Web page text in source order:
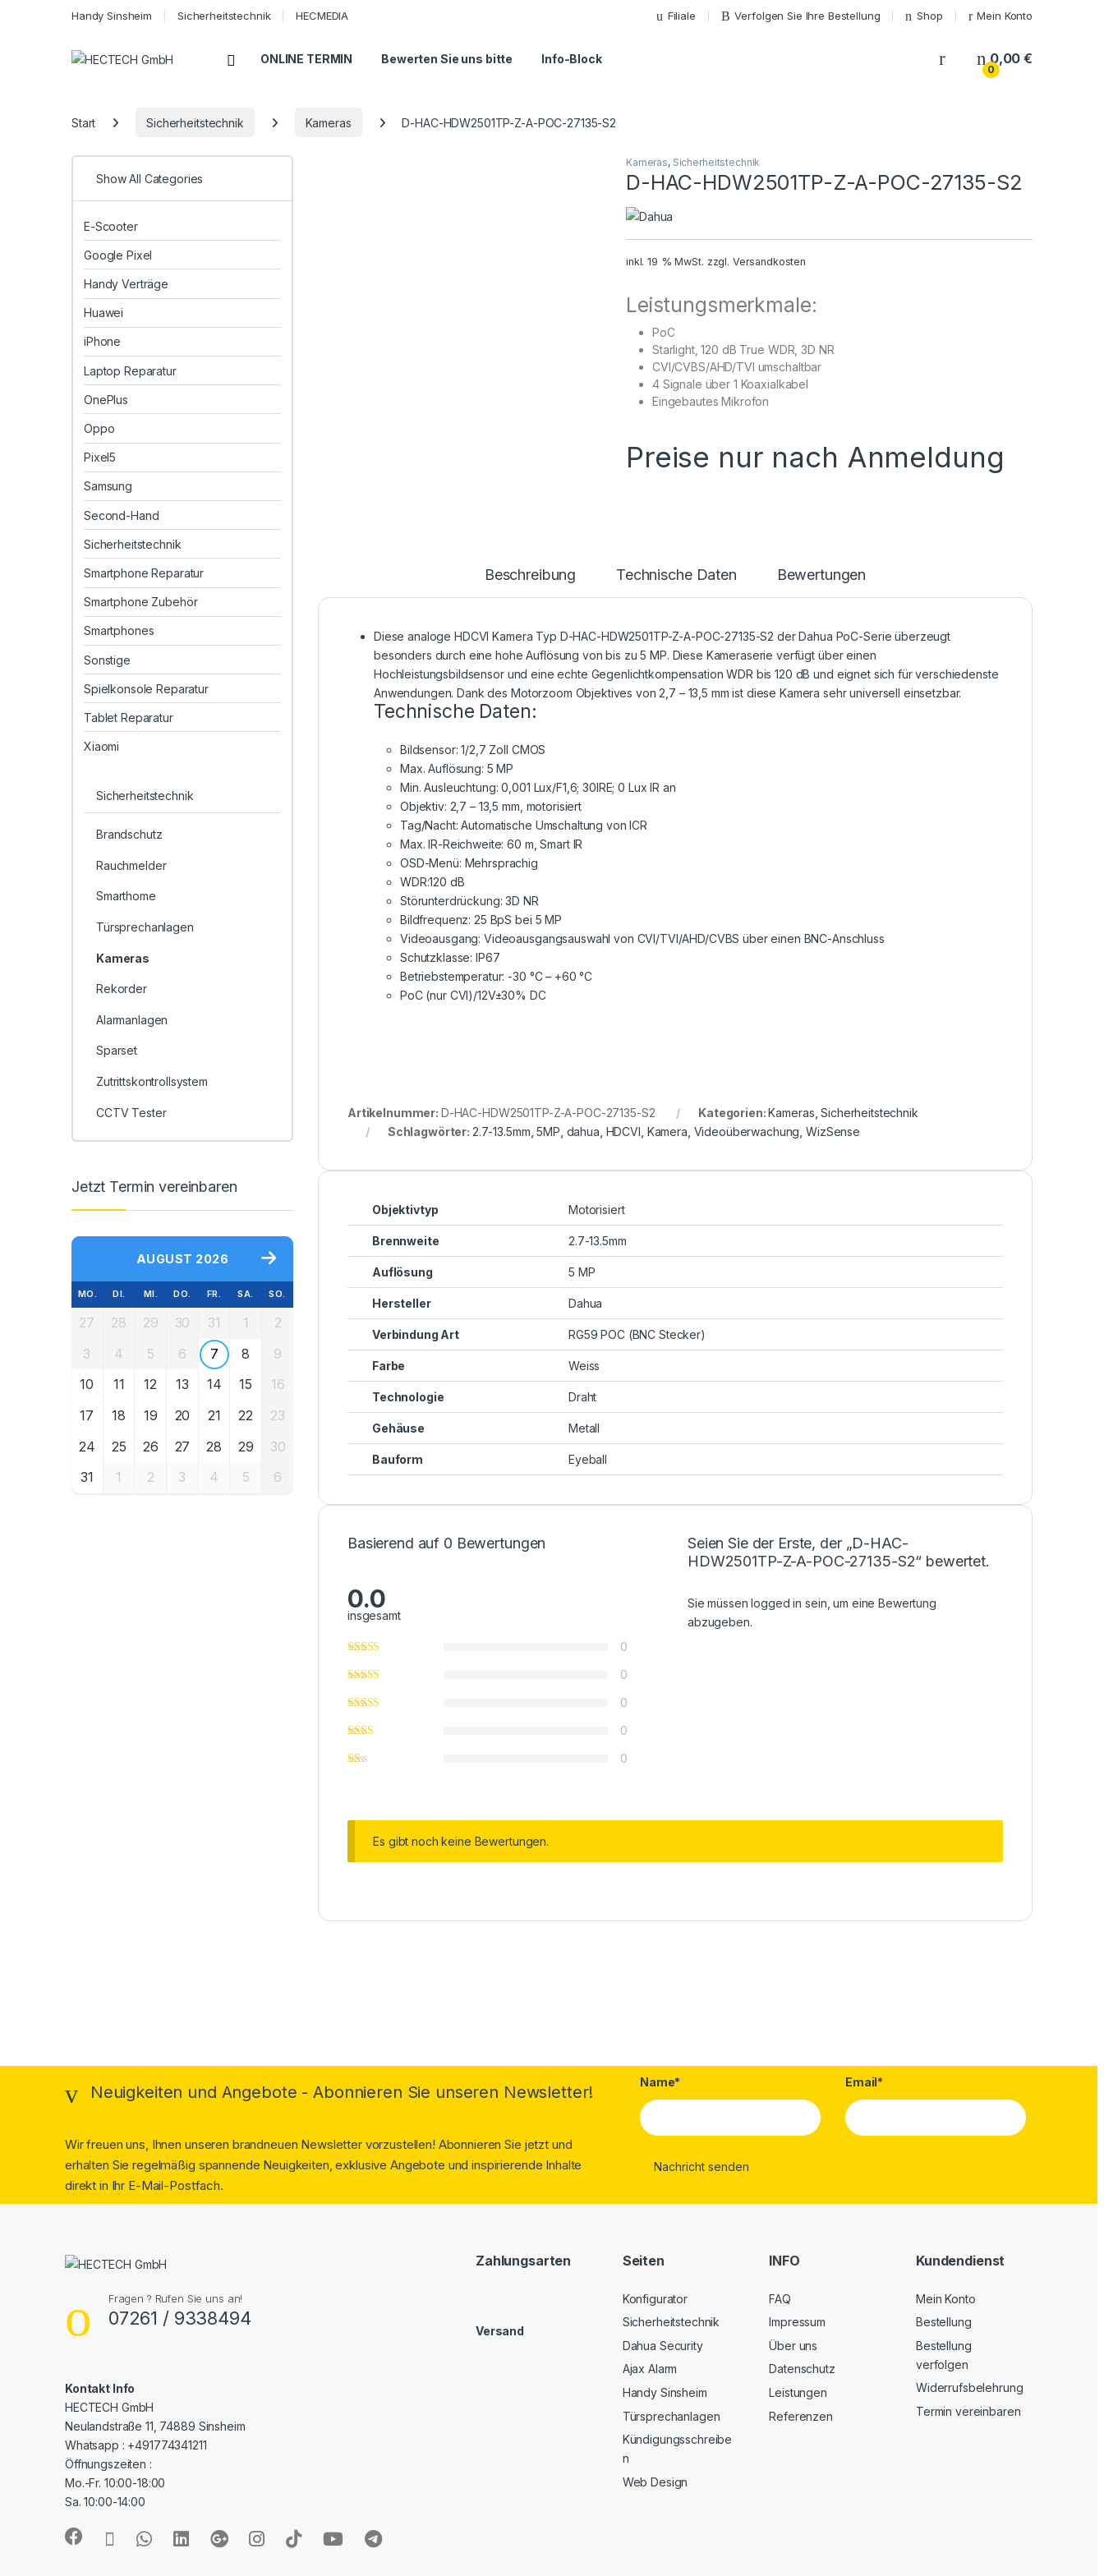
Handy Sinsheim Sicherheitstechnik HECMEDIA Filiale Verfolgen Sie Ihre Bestellung Shop Mein Konto
Open ONLINE TERMIN Bewerten Sie uns bitte Info-Block My Account
0
0,00€
Start Sicherheitstechnik Kameras D-HAC-HDW2501TP-Z-A-POC-27135-S2
Kameras, Sicherheitstechnik
D-HAC-HDW2501TP-Z-A-POC-27135-S2
inkl. 19 % MwSt. zzgl. Versandkosten
Leistungsmerkmale:
PoC
Starlight, 120 dB True WDR, 3D NR
CVI/CVBS/AHD/TVI umschaltbar
4 Signale über 1 Koaxialkabel
Eingebautes Mikrofon
Preise nur nach Anmeldung
Beschreibung Technische Daten Bewertungen
Diese analoge HDCVI Kamera Typ D-HAC-HDW2501TP-Z-A-POC-27135-S2 der Dahua PoC-Serie überzeugt
besonders durch eine hohe Auflösung von bis zu 5 MP. Diese Kameraserie verfügt über einen
Hochleistungsbildsensor und eine echte Gegenlichtkompensation WDR bis 120 dB und eignet sich für verschiedenste
Anwendungen. Dank des Motorzoom Objektives von 2,7 – 13,5 mm ist diese Kamera sehr universell einsetzbar.
Technische Daten:
Bildsensor: 1/2,7 Zoll CMOS
Max. Auflösung: 5 MP
Min. Ausleuchtung: 0,001 Lux/F1,6; 30IRE; 0 Lux IR an
Objektiv: 2,7 – 13,5 mm, motorisiert
Tag/Nacht: Automatische Umschaltung von ICR
Max. IR-Reichweite: 60 m, Smart IR
OSD-Menü: Mehrsprachig
WDR:120 dB
Störunterdrückung: 3D NR
Bildfrequenz: 25 BpS bei 5 MP
Videoausgang: Videoausgangsauswahl von CVI/TVI/AHD/CVBS über einen BNC-Anschluss
Schutzklasse: IP67
Betriebstemperatur: -30 °C – +60 °C
PoC (nur CVI)/12V±30% DC
Artikelnummer: D-HAC-HDW2501TP-Z-A-POC-27135-S2 Kategorien:Kameras,Sicherheitstechnik
Schlagwörter: 2.7-13.5mm,5MP, dahua, HDCVI, Kamera, Videoüberwachung,WizSense
Objektivtyp Motorisiert
Brennweite 2.7-13.5mm
Auflösung 5 MP
Hersteller Dahua
Verbindung Art RG59 POC (BNC Stecker)
Farbe Weiss
Technologie Draht
Gehäuse Metall
Bauform Eyeball
Basierend auf 0 Bewertungen
0.0
insgesamt
0
0
0
0
0
Seien Sie der Erste, der „D-HAC-
HDW2501TP-Z-A-POC-27135-S2“ bewertet.
Sie müssenlogged in sein, um eine Bewertung
abzugeben.
Es gibt noch keine Bewertungen.
Show All Categories
E-Scooter
Google Pixel
Handy Verträge
Huawei
iPhone
Laptop Reparatur
OnePlus
Oppo
Pixel5
Samsung
Second-Hand
Sicherheitstechnik
Smartphone Reparatur
Smartphone Zubehör
Smartphones
Sonstige
Spielkonsole Reparatur
Tablet Reparatur
Xiaomi
Sicherheitstechnik
Brandschutz
Rauchmelder
Smarthome
Türsprechanlagen
Kameras
Rekorder
Alarmanlagen
Sparset
Zutrittskontrollsystem
CCTV Tester
Jetzt Termin vereinbaren
AUGUST 2026
MO. DI. MI. DO. FR. SA. SO.
27 28 29 30 31 1
2
3
4 5 6 7 8
9
10
11 12 13 14 15
16
17
18 19 20 21 22
23
24
25 26 27 28 29
30
31
1 2 3 4 5 6
Neuigkeiten und Angebote - Abonnieren Sie unseren Newsletter!
Wir freuen uns, Ihnen unseren brandneuen Newsletter vorzustellen! Abonnieren Sie jetzt und
erhalten Sie regelmäßig spannende Neuigkeiten, exklusive Angebote und inspirierende Inhalte
direkt in Ihr E-Mail-Postfach.
Name* Email*
Fragen ? Rufen Sie uns an!
07261 / 9338494
Kontakt Info
HECTECH GmbH
Neulandstraße 11, 74889 Sinsheim
Whatsapp : +491774341211
Öffnungszeiten :
Mo.-Fr. 10:00-18:00
Sa. 10:00-14:00
Zahlungsarten
Versand
Seiten
Konfigurator
Sicherheitstechnik
Dahua Security
Ajax Alarm
Handy Sinsheim
Türsprechanlagen
Kündigungsschreibe
n
Web Design
INFO
FAQ
Impressum
Über uns
Datenschutz
Leistungen
Referenzen
Kundendienst
Mein Konto
Bestellung
Bestellung
verfolgen
Widerrufsbelehrung
Termin vereinbaren